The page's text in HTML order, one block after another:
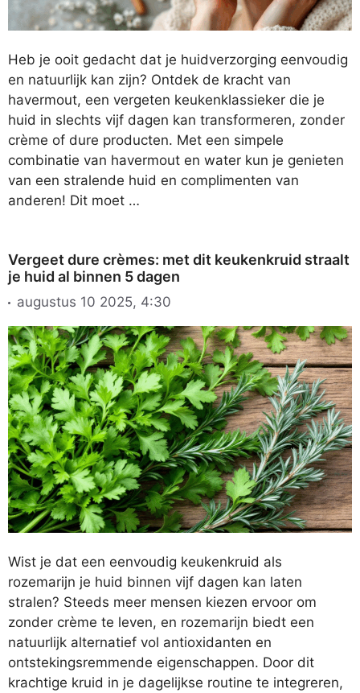
Heb je ooit gedacht dat je huidverzorging eenvoudig
en natuurlijk kan zijn? Ontdek de kracht van
havermout, een vergeten keukenklassieker die je
huid in slechts vijf dagen kan transformeren, zonder
crème of dure producten. Met een simpele
combinatie van havermout en water kun je genieten
van een stralende huid en complimenten van
anderen! Dit moet …
Vergeet dure crèmes: met dit keukenkruid straalt
je huid al binnen 5 dagen
augustus 10 2025, 4:30
Wist je dat een eenvoudig keukenkruid als
rozemarijn je huid binnen vijf dagen kan laten
stralen? Steeds meer mensen kiezen ervoor om
zonder crème te leven, en rozemarijn biedt een
natuurlijk alternatief vol antioxidanten en
ontstekingsremmende eigenschappen. Door dit
krachtige kruid in je dagelijkse routine te integreren,